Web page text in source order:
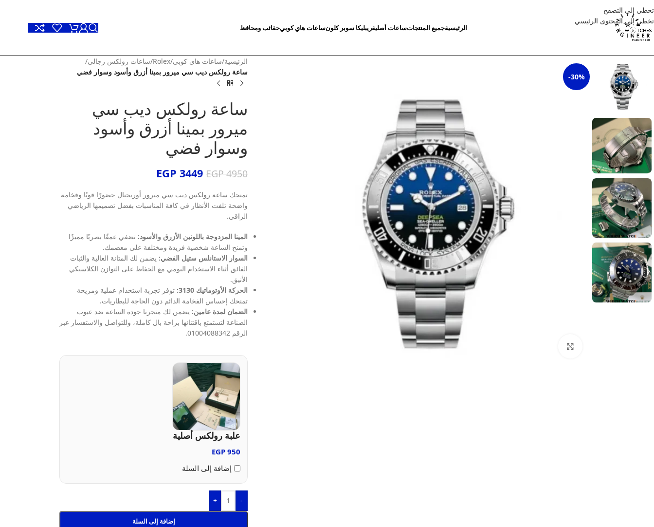
تخطي إلى التصفح
تخطي إلى المحتوى الرئيسي
الرئيسيةجميع المنتجاتساعات أصليةريبليكا سوبر كلونساعات هاي كوبيحقائب ومحافظ
-30%
الرئيسية/ساعات هاي كوبي/
Rolex
/ساعات رولكس رجالي/
ساعة رولكس ديب سي ميرور بمينا أزرق وأسود وسوار فضي
ساعة رولكس ديب سي
ميرور بمينا أزرق وأسود
وسوار فضي
EGP4950
EGP 3449
تمنحك ساعة رولكس ديب سي ميرور أوريجنال حضورًا قويًا وفخامة
واضحة تلفت الأنظار في كافة المناسبات بفضل تصميمها الرياضي
الراقي.
المينا المزدوجة باللونين الأزرق والأسود: تضفي عمقًا بصريًا مميزًا
وتمنح الساعة شخصية فريدة ومختلفة على معصمك.
السوار الاستانلس ستيل الفضي: يضمن لك المتانة العالية والثبات
الفائق أثناء الاستخدام اليومي مع الحفاظ على التوازن الكلاسيكي
الأنيق.
الحركة الأوتوماتيك 3130:
توفر تجربة استخدام عملية ومريحة
تمنحك إحساس الفخامة الدائم دون الحاجة للبطاريات.
الضمان لمدة عامين: يضمن لك متجرنا جودة الساعة ضد عيوب
الصناعة لتستمتع باقتنائها براحة بال كاملة، وللتواصل والاستفسار عبر
الرقم 01004088342.
علبة رولكس أصلية
EGP 950
إضافة إلى السلة
-
+
إضافة إلى السلة